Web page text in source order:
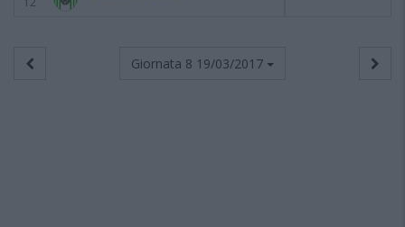
Giornata 8 19/03/2017